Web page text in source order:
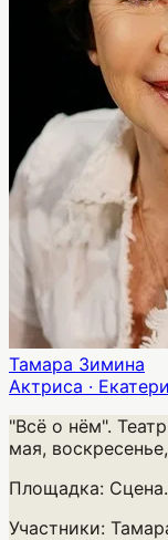
Тамара Зимина
Актриса ·
"Всё о нём".
мая,
Площадка: Сцена.
Участники: